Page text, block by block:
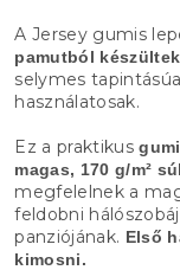
A Jersey gumis
pamutból készültek
selymes
használatosak.
Ez a praktikus
magas, 170 g/m²
megfelelnek a
feldobni
panziójának. Első
kimosni.